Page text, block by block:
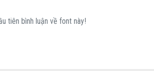
tiên bình luận về font này!